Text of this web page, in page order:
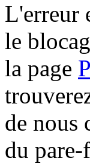
L'erreur
le
la page
de nous
du pare-